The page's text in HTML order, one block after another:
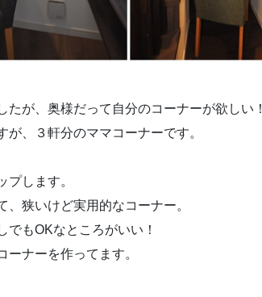
が、奥様だって自分のコーナーが欲しい！
、３軒分のママコーナーです。
プします。
狭いけど実用的なコーナー。
もOKなところがいい！
ナーを作ってます。